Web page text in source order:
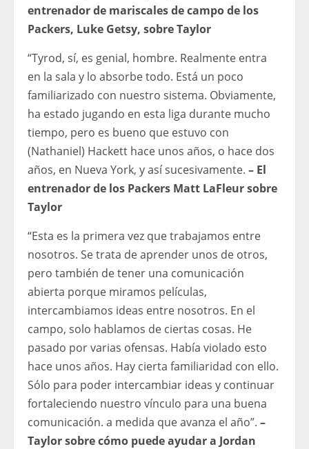
entrenador de mariscales de campo de los
Packers, Luke Getsy, sobre Taylor
“Tyrod, sí, es genial, hombre. Realmente entra
en la sala y lo absorbe todo. Está un poco
familiarizado con nuestro sistema. Obviamente,
ha estado jugando en esta liga durante mucho
tiempo, pero es bueno que estuvo con
(Nathaniel) Hackett hace unos años, o hace dos
años, en Nueva York, y así sucesivamente. – El
entrenador de los Packers Matt LaFleur sobre
Taylor
“Esta es la primera vez que trabajamos entre
nosotros. Se trata de aprender unos de otros,
pero también de tener una comunicación
abierta porque miramos películas,
intercambiamos ideas entre nosotros. En el
campo, solo hablamos de ciertas cosas. He
pasado por varias ofensas. Había violado esto
hace unos años. Hay cierta familiaridad con ello.
Sólo para poder intercambiar ideas y continuar
fortaleciendo nuestro vínculo para una buena
comunicación. a medida que avanza el año”. –
Taylor sobre cómo puede ayudar a Jordan